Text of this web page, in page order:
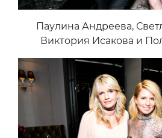
Паулина Андреева,
Виктория Исакова и